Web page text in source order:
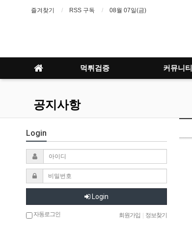
즐겨찾기 RSS 구독 08월 07일(금)
먹튀검증 커뮤니티
공지사항
Login
Login
자동로그인 회원가입 정보찾기